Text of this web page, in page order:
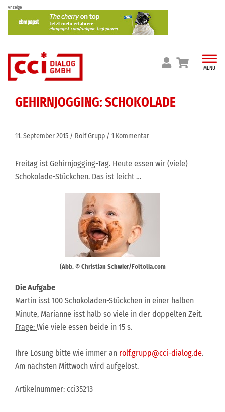
Skip
content
Anzeige
MENÜ
GEHIRNJOGGING: SCHOKOLADE
11. September 2015 Rolf Grupp 1 Kommentar
Freitag ist Gehirnjogging-Tag. Heute essen wir (viele)
Schokolade-Stückchen. Das ist leicht …
(Abb. © Christian Schwier/Foltolia.com
Die Aufgabe
Martin isst 100 Schokoladen-Stückchen in einer halben
Minute, Marianne isst halb so viele in der doppelten Zeit.
Frage: Wie viele essen beide in 15 s.
Ihre Lösung bitte wie immer an rolf.grupp@cci-dialog.de.
Am nächsten Mittwoch wird aufgelöst.
Artikelnummer: cci35213